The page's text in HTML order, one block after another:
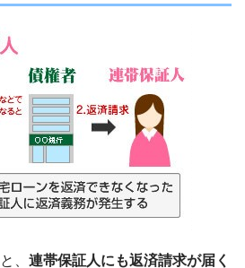
、 連帯保証人にも返済請求が届く